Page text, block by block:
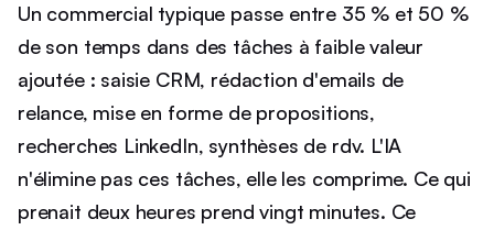
Un commercial typique passe entre 35 % et 50 %
de son temps dans des tâches à faible valeur
ajoutée : saisie CRM, rédaction d'emails de
relance, mise en forme de propositions,
recherches LinkedIn, synthèses de rdv. L'IA
n'élimine pas ces tâches, elle les comprime. Ce qui
prenait deux heures prend vingt minutes. Ce